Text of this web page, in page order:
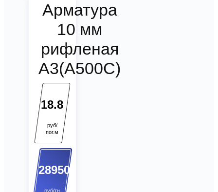
Арматура
10 мм
рифленая
А3(А500С)
18.8
руб/
пог.м
28950
руб/тн